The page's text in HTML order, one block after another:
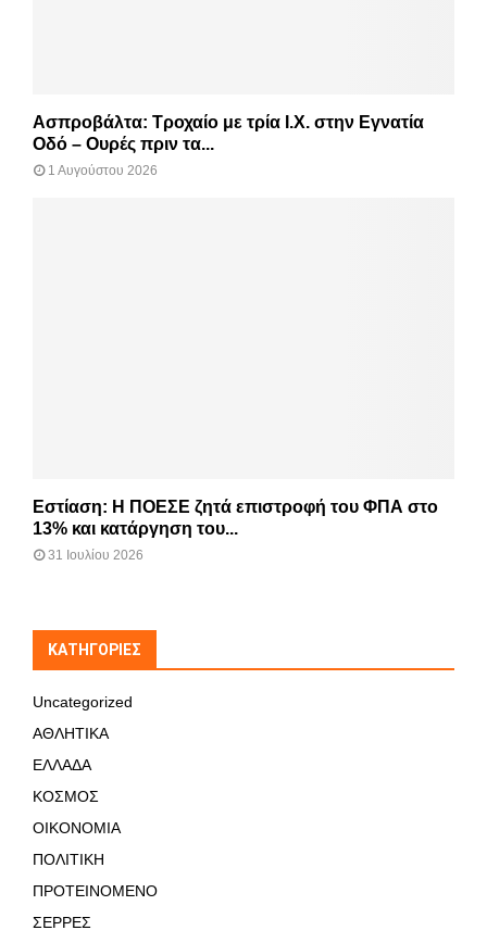
Ασπροβάλτα: Τροχαίο με τρία Ι.Χ. στην Εγνατία
Οδό – Ουρές πριν τα...
1 Αυγούστου 2026
Εστίαση: Η ΠΟΕΣΕ ζητά επιστροφή του ΦΠΑ στο
13% και κατάργηση του...
31 Ιουλίου 2026
KΑΤΗΓΟΡΊΕΣ
Uncategorized
ΑΘΛΗΤΙΚΑ
ΕΛΛΑΔΑ
ΚΟΣΜΟΣ
ΟΙΚΟΝΟΜΙΑ
ΠΟΛΙΤΙΚΗ
ΠΡΟΤΕΙΝΟΜΕΝΟ
ΣΕΡΡΕΣ